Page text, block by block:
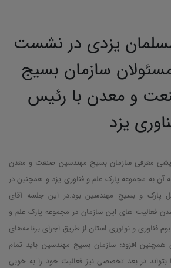
یزدی در نشست
سازمان بسیج
و معدن با رئیس
یزد
معرفی سازمان بسیج مهندسین صنعت و معدن
آن به مجموعه پارک علم و فناوری یزد و همچنین در
پارک و بسیج مهندسین بود.در این جلسه آقای
فعالیت های این سازمان در مجموعه پارک علم و
فناوری و نوآوری استان از طریق اجرای برنامه‌های
افزود: سازمان بسیج مهندسین باید تمام
بتواند در بعد تخصصی نیز فعالیت خود را به خوبی